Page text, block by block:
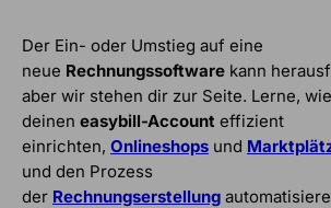
Der Ein- oder Umstieg auf eine
neue Rechnungssoftware kann
aber wir stehen dir zur Seite. Lerne,
deinen easybill-Account effizient
einrichten, Onlineshops und
und den Prozess
der Rechnungserstellung